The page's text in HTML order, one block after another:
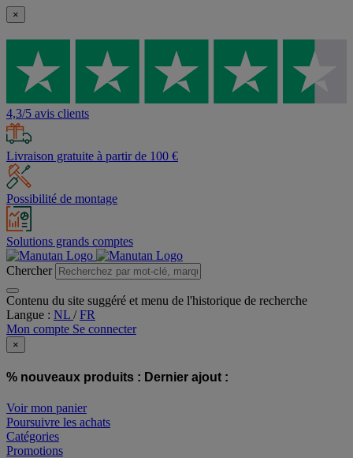
×
4,3/5 avis clients
Livraison gratuite à partir de 100 €
Possibilité de montage
Solutions grands comptes
Chercher
Contenu du site suggéré et menu de l'historique de recherche
Langue : NL /FR
Mon compte Se connecter
×
% nouveaux produits : Dernier ajout :
Voir mon panier
Poursuivre les achats
Catégories
Promotions